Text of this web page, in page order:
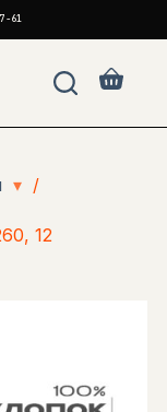
61
▾ /
12